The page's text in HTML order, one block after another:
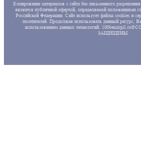
Копирование материалов с сайта без письменного
является публичной офертой, определяемой положениями
Российской Федерации. Сайт использует файлы cookies и
посетителей. Продолжая использовать данный ресурс,
использованием данных технологий.
ЗАЩИЩЕНЫ.